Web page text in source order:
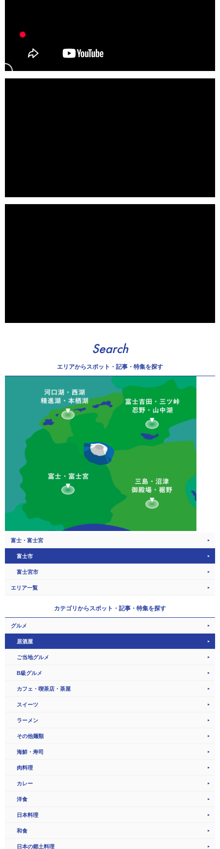
Search
エリアからスポット・記事・特集を探す
富士・富士宮
富士市
富士宮市
エリア一覧
カテゴリからスポット・記事・特集を探す
グルメ
居酒屋
ご当地グルメ
B級グルメ
カフェ・喫茶店・茶屋
スイーツ
ラーメン
その他麺類
海鮮・寿司
肉料理
カレー
洋食
日本料理
和食
日本の郷土料理